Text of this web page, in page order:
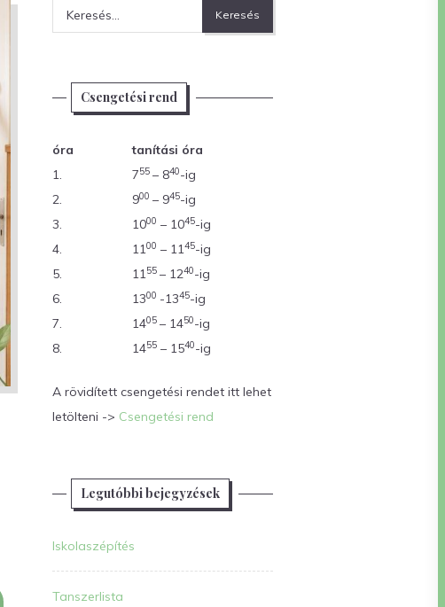
Keresés:
Csengetési rend
óra
tanítási óra
1.
755 – 840-ig
2.
900 – 945-ig
3.
1000 – 1045-ig
4.
1100 – 1145-ig
5.
1155 – 1240-ig
6.
1300 -1345-ig
7.
1405 – 1450-ig
8.
1455 – 1540-ig
A rövidített csengetési rendet itt lehet
letölteni -> Csengetési rend
Legutóbbi bejegyzések
Iskolaszépítés
Tanszerlista